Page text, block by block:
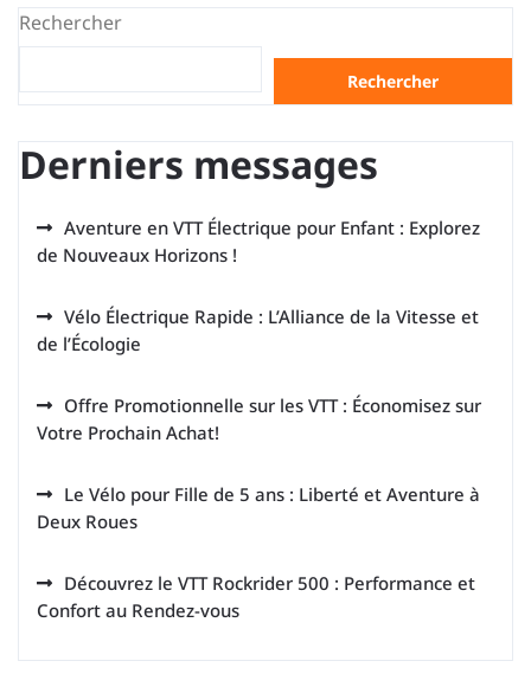
Rechercher
Rechercher
Derniers messages
Aventure en VTT Électrique pour Enfant : Explorez
de Nouveaux Horizons !
Vélo Électrique Rapide : L’Alliance de la Vitesse et
de l’Écologie
Offre Promotionnelle sur les VTT : Économisez sur
Votre Prochain Achat!
Le Vélo pour Fille de 5 ans : Liberté et Aventure à
Deux Roues
Découvrez le VTT Rockrider 500 : Performance et
Confort au Rendez-vous